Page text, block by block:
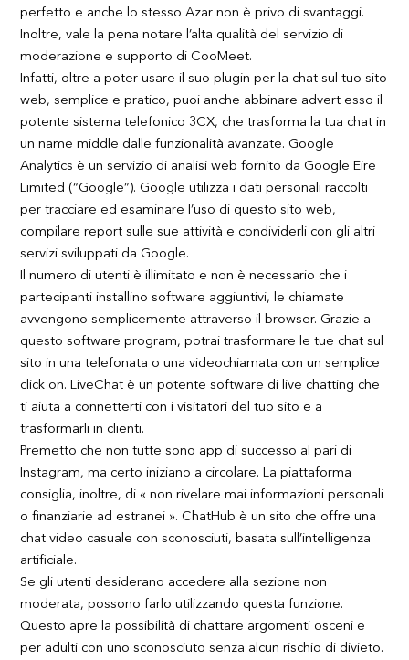
perfetto e anche lo stesso Azar non è privo di svantaggi.
Inoltre, vale la pena notare l’alta qualità del servizio di
moderazione e supporto di CooMeet.
Infatti, oltre a poter usare il suo plugin per la chat sul tuo sito
web, semplice e pratico, puoi anche abbinare advert esso il
potente sistema telefonico 3CX, che trasforma la tua chat in
un name middle dalle funzionalità avanzate. Google
Analytics è un servizio di analisi web fornito da Google Eire
Limited (“Google”). Google utilizza i dati personali raccolti
per tracciare ed esaminare l’uso di questo sito web,
compilare report sulle sue attività e condividerli con gli altri
servizi sviluppati da Google.
Il numero di utenti è illimitato e non è necessario che i
partecipanti installino software aggiuntivi, le chiamate
avvengono semplicemente attraverso il browser. Grazie a
questo software program, potrai trasformare le tue chat sul
sito in una telefonata o una videochiamata con un semplice
click on. LiveChat è un potente software di live chatting che
ti aiuta a connetterti con i visitatori del tuo sito e a
trasformarli in clienti.
Premetto che non tutte sono app di successo al pari di
Instagram, ma certo iniziano a circolare. La piattaforma
consiglia, inoltre, di « non rivelare mai informazioni personali
o finanziarie ad estranei ». ChatHub è un sito che offre una
chat video casuale con sconosciuti, basata sull’intelligenza
artificiale.
Se gli utenti desiderano accedere alla sezione non
moderata, possono farlo utilizzando questa funzione.
Questo apre la possibilità di chattare argomenti osceni e
per adulti con uno sconosciuto senza alcun rischio di divieto.